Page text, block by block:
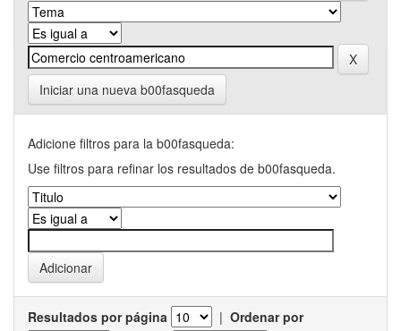
Iniciar una nueva b00fasqueda
Adicione filtros para la b00fasqueda:
Use filtros para refinar los resultados de b00fasqueda.
Resultados por página | Ordenar por